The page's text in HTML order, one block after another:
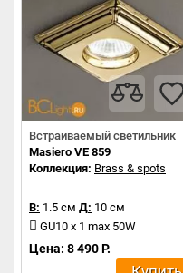
Встраиваемый светильник
Masiero VE 859
Коллекция: Brass & spots
В: 1.5 см Д: 10 см
GU10 x 1 max 50W
Цена: 8 490 Р.